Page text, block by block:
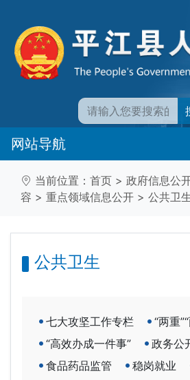
网站导航
当前位置： 首页 > 政府信息公
容 > 重点领域信息公开 > 公共卫
公共卫生
七大攻坚工作专栏
“两重
“高效办成一件事”
政务公
食品药品监管
稳岗就业